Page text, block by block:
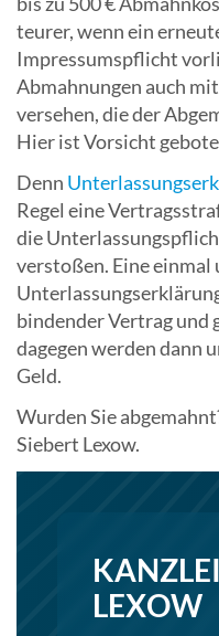
teurer, wenn ein
Impressumspflicht
Abmahnungen auch
versehen, die der
Hier ist Vorsicht
Denn
Regel eine
die
verstoßen. Eine
bindender Vertrag und
dagegen werden dann
Geld.
Wurden Sie
Siebert Lexow.
LEXOW